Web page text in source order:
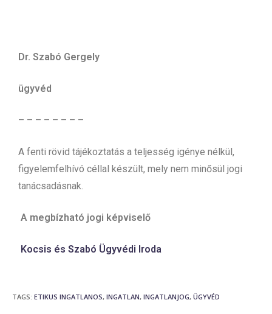
Dr. Szabó Gergely
ügyvéd
– – – – – – – –
A fenti rövid tájékoztatás a teljesség igénye nélkül,
figyelemfelhívó céllal készült, mely nem minősül jogi
tanácsadásnak.
A megbízható jogi képviselő
Kocsis és Szabó Ügyvédi Iroda
TAGS: ETIKUS INGATLANOS, INGATLAN, INGATLANJOG, ÜGYVÉD